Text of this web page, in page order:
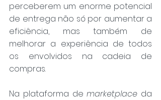
perceberem um enorme potencial
de entrega não só por aumentar a
eficiência, mas também de
melhorar a experiência de todos
os envolvidos na cadeia de
compras.
Na plataforma de marketplace